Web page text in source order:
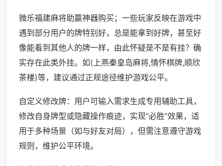
微乐福建麻将助赢神器购买；一些玩家反映在游戏中
遇到部分用户的牌特别好，总是能拿到好牌，甚至好
像能看到其他人的牌一样，由此怀疑是不是有挂？确
实存在此类外挂。如(上燕秦皇岛麻将,情怀棋牌,顺欣
茶楼)等，建议通过正规途径维护游戏公平。
自定义修改牌：用户可输入需求生成专用辅助工具，
修改自身牌型或隐藏操作痕迹，实现“必胜”效果，适
用于多种场景（如与好友对局），但需注意遵守游戏
规则，维护公平环境。